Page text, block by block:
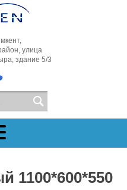
улица
здание 5/3
1100*600*550